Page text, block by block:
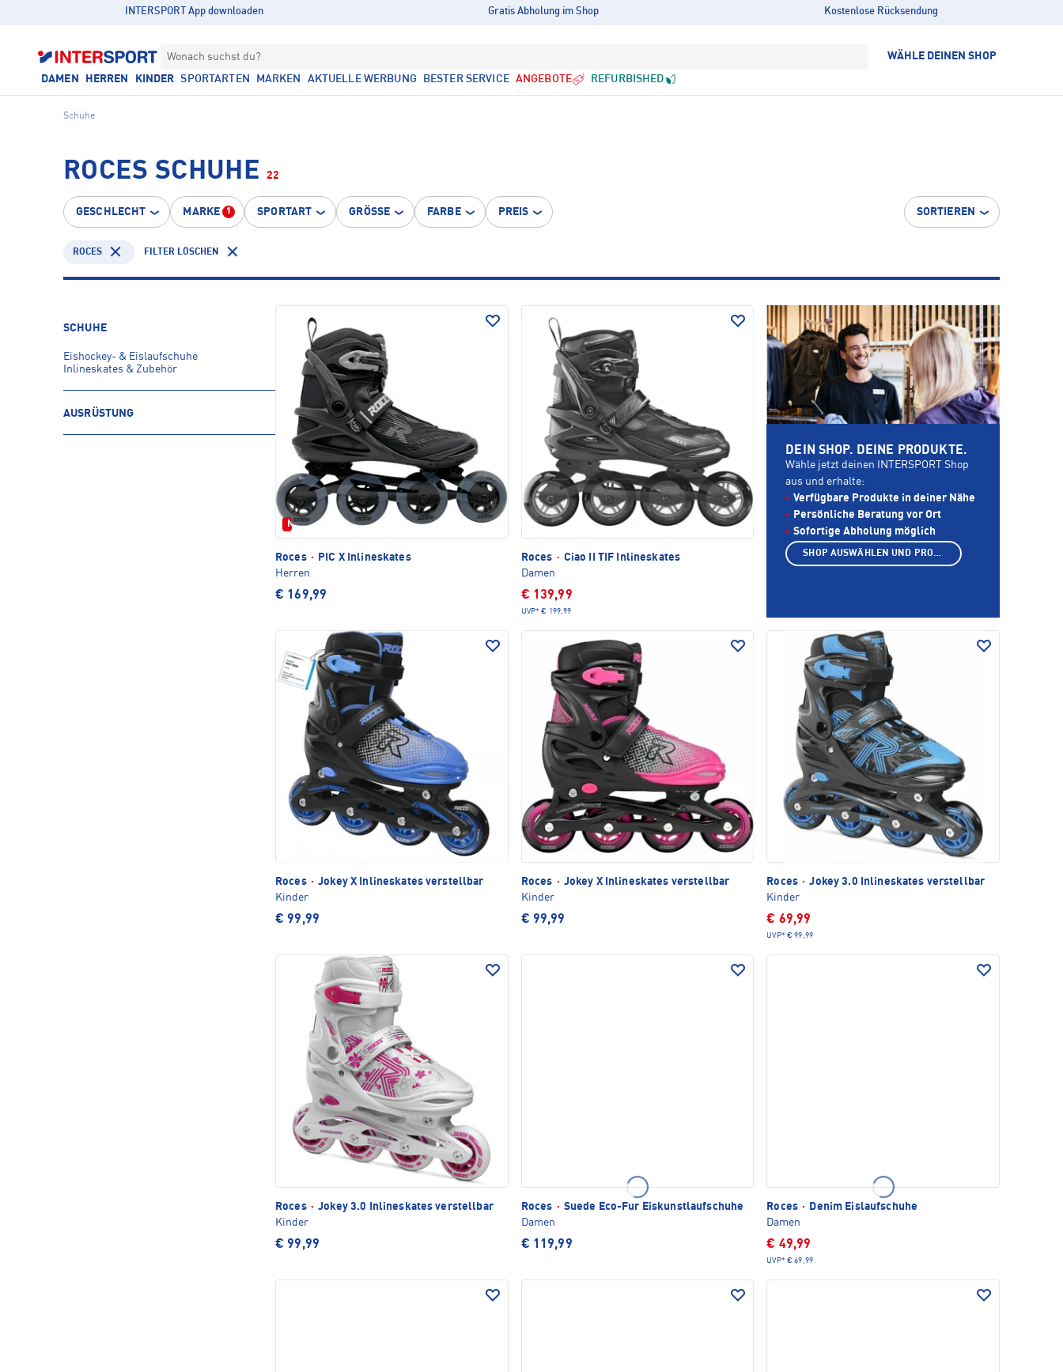
INTERSPORT App downloaden Gratis Abholung im Shop Kostenlose Rücksendung
Wonach suchst du? WÄHLE DEINEN SHOP
DAMEN HERREN KINDER SPORTARTEN MARKEN AKTUELLE WERBUNG BESTER SERVICE ANGEBOTE REFURBISHED
Schuhe
ROCES SCHUHE 22
GESCHLECHT MARKE 1 SPORTART GRÖSSE FARBE PREIS SORTIEREN
ROCES FILTER LÖSCHEN
SCHUHE
Eishockey- & Eislaufschuhe
Inlineskates & Zubehör
AUSRÜSTUNG
Neu
Roces ·
PIC X Inlineskates
Herren
€ 169,99
Roces · Ciao II TIF Inlineskates
Damen
€ 139,99
UVP* € 199,99
Roces · Jokey X Inlineskates verstellbar
Kinder
€ 99,99
Roces · Jokey X Inlineskates verstellbar
Kinder
€ 99,99
Roces · Jokey 3.0 Inlineskates verstellbar
Kinder
€ 69,99
UVP* € 99,99
Roces · Jokey 3.0 Inlineskates verstellbar
Kinder
€ 99,99
Roces · Suede Eco-Fur Eiskunstlaufschuhe
Damen
€ 119,99
Roces ·
Denim Eislaufschuhe
Damen
€ 49,99
UVP* € 69,99
DEIN SHOP. DEINE PRODUKTE.
Wähle jetzt deinen INTERSPORT Shop
aus und erhalte:
Verfügbare Produkte in deiner Nähe
Persönliche Beratung vor Ort
Sofortige Abholung möglich
SHOP AUSWÄHLEN UND PRODUKTE ANZEIGEN